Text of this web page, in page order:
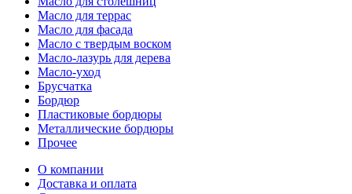
Масло для террас
Масло для фасада
Масло с твердым воском
Масло-лазурь для дерева
Масло-уход
Брусчатка
Бордюр
Пластиковые бордюры
Металлические бордюры
Прочее
О компании
Доставка и оплата